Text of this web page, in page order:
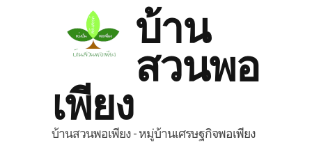
บ้าน
สวนพอ
เพียง
บ้านสวนพอเพียง - หมู่บ้านเศรษฐกิจพอเพียง